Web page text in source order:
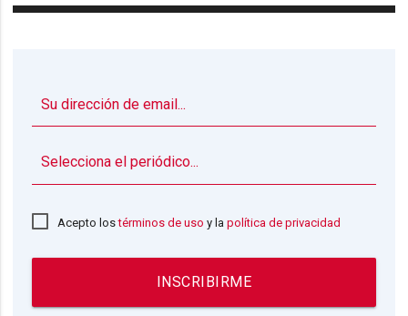
Acepto lostérminos de uso y lapolítica de privacidad
INSCRIBIRME